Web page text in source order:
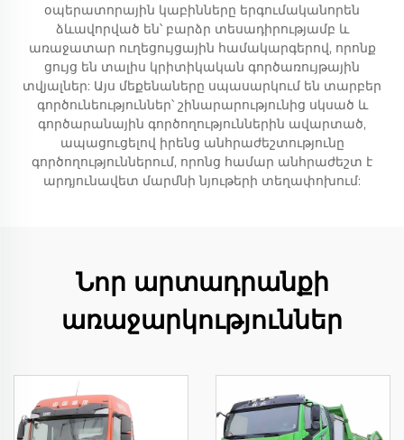
օպերատորային կաբինները երգումականորեն
ձևավորված են՝ բարձր տեսադիրությամբ և
առաջատար ուղեցույցային համակարգերով, որոնք
ցույց են տալիս կրիտիկական գործառույթային
տվյալներ: Այս մեքենաները սպասարկում են տարբեր
գործունեություններ՝ շինարարությունից սկսած և
գործարանային գործողություններին ավարտած,
ապացուցելով իրենց անհրաժեշտությունը
գործողություններում, որոնց համար անհրաժեշտ է
արդյունավետ մարմնի նյութերի տեղափոխում:
Նոր արտադրանքի
առաջարկություններ